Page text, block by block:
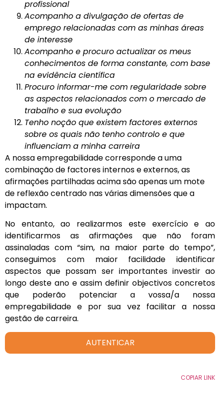
profissional
Acompanho a divulgação de ofertas de
emprego relacionadas com as minhas áreas
de interesse
Acompanho e procuro actualizar os meus
conhecimentos de forma constante, com base
na evidência científica
Procuro informar-me com regularidade sobre
as aspectos relacionados com o mercado de
trabalho e sua evolução
Tenho noção que existem factores externos
sobre os quais não tenho controlo e que
influenciam a minha carreira
A nossa empregabilidade corresponde a uma
combinação de factores internos e externos, as
afirmações partilhadas acima são apenas um mote
de reflexão centrado nas várias dimensões que a
impactam.
No entanto, ao realizarmos este exercício e ao
identificarmos as afirmações que não foram
assinaladas com “sim, na maior parte do tempo”,
conseguimos com maior facilidade identificar
aspectos que possam ser importantes investir ao
longo deste ano e assim definir objectivos concretos
que poderão potenciar a vossa/a nossa
empregabilidade e por sua vez facilitar a nossa
gestão de carreira.
AUTENTICAR
COPIAR LINK